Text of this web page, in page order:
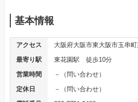
基本情報
アクセス
大阪府大阪市東大阪市玉串
最寄り駅
東花園駅 徒歩10分
営業時間
－（問い合わせ）
定休日
－（問い合わせ）